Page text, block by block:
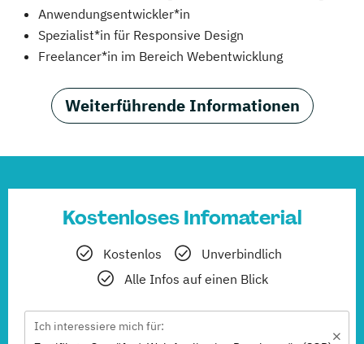
Anwendungsentwickler*in
Spezialist*in für Responsive Design
Freelancer*in im Bereich Webentwicklung
Weiterführende Informationen
Kostenloses Infomaterial
Kostenlos
Unverbindlich
Alle Infos auf einen Blick
Ich interessiere mich für: